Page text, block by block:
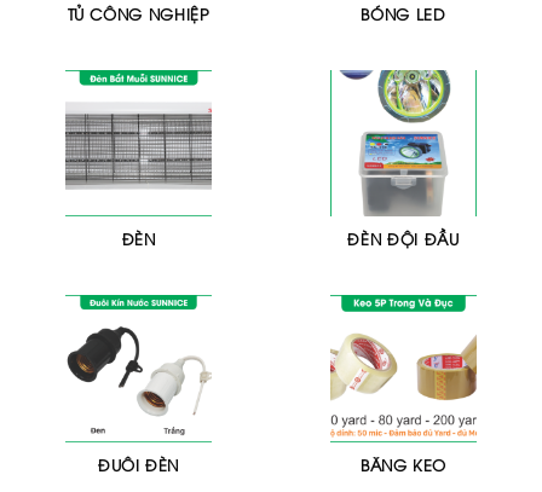
TỦ CÔNG NGHIỆP BÓNG LED
ĐÈN ĐÈN ĐỘI ĐẦU
ĐUÔI ĐÈN BĂNG KEO